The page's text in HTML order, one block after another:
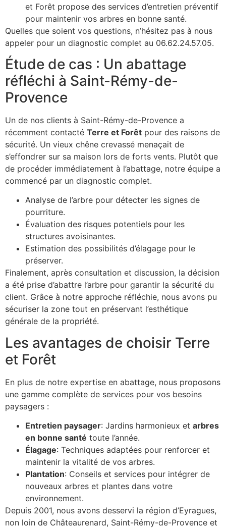
et Forêt propose des services d’entretien préventif
pour maintenir vos arbres en bonne santé.
Quelles que soient vos questions, n’hésitez pas à nous
appeler pour un diagnostic complet au 06.62.24.57.05.
Étude de cas : Un abattage
réfléchi à Saint-Rémy-de-
Provence
Un de nos clients à Saint-Rémy-de-Provence a
récemment contacté Terre et Forêt pour des raisons de
sécurité. Un vieux chêne crevassé menaçait de
s’effondrer sur sa maison lors de forts vents. Plutôt que
de procéder immédiatement à l’abattage, notre équipe a
commencé par un diagnostic complet.
Analyse de l’arbre pour détecter les signes de
pourriture.
Évaluation des risques potentiels pour les
structures avoisinantes.
Estimation des possibilités d’élagage pour le
préserver.
Finalement, après consultation et discussion, la décision
a été prise d’abattre l’arbre pour garantir la sécurité du
client. Grâce à notre approche réfléchie, nous avons pu
sécuriser la zone tout en préservant l’esthétique
générale de la propriété.
Les avantages de choisir Terre
et Forêt
En plus de notre expertise en abattage, nous proposons
une gamme complète de services pour vos besoins
paysagers :
Entretien paysager: Jardins harmonieux et arbres
en bonne santé toute l’année.
Élagage: Techniques adaptées pour renforcer et
maintenir la vitalité de vos arbres.
Plantation: Conseils et services pour intégrer de
nouveaux arbres et plantes dans votre
environnement.
Depuis 2001, nous avons desservi la région d’Eyragues,
non loin de Châteaurenard, Saint-Rémy-de-Provence et